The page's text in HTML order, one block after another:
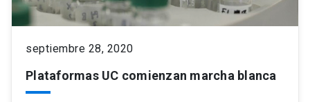
septiembre 28, 2020
Plataformas UC comienzan marcha blanca